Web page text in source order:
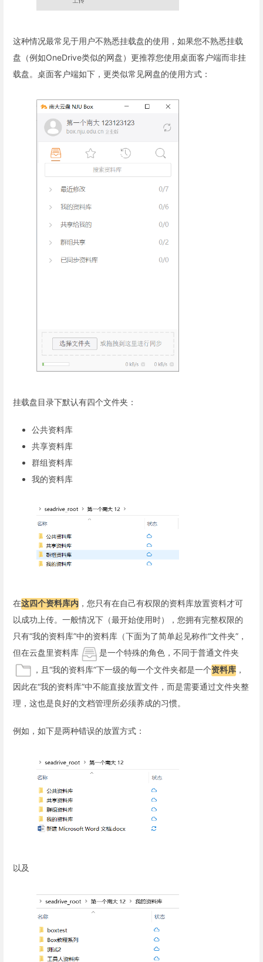
这种情况最常见于用户不熟悉挂载盘的使用，如果您不熟悉挂载
盘（例如OneDrive类似的网盘）更推荐您使用桌面客户端而非挂
载盘。桌面客户端如下，更类似常见网盘的使用方式：
挂载盘目录下默认有四个文件夹：
公共资料库
共享资料库
群组资料库
我的资料库
在这四个资料库内 ，您只有在自己有权限的资料库放置资料才可
以成功上传。一般情况下（最开始使用时），您拥有完整权限的
只有“我的资料库”中的资料库（下面为了简单起见称作“文件夹”，
但在云盘里资料库
是一个特殊的角色，不同于普通文件夹
，且“我的资料库”下一级的每一个文件夹都是一个资料库 ，
因此在“我的资料库”中不能直接放置文件，而是需要通过文件夹整
理，这也是良好的文档管理所必须养成的习惯。
例如，如下是两种错误的放置方式：
以及